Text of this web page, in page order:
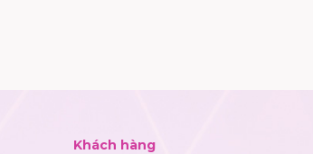
Khách hàng